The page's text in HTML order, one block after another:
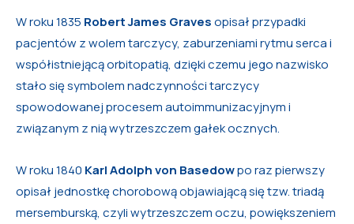
W roku 1835 Robert James Gravesopisał przypadki
pacjentów z wolem tarczycy, zaburzeniami rytmu serca i
współistniejącą orbitopatią, dzięki czemu jego nazwisko
stało się symbolem nadczynności tarczycy
spowodowanej procesem autoimmunizacyjnym i
związanym z nią wytrzeszczem gałek ocznych.
W roku 1840 Karl Adolph von Basedowpo raz pierwszy
opisał jednostkę chorobową objawiającą się tzw. triadą
mersemburską, czyli wytrzeszczem oczu, powiększeniem